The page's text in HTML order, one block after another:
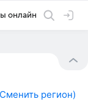
онлайн
Сменить регион)